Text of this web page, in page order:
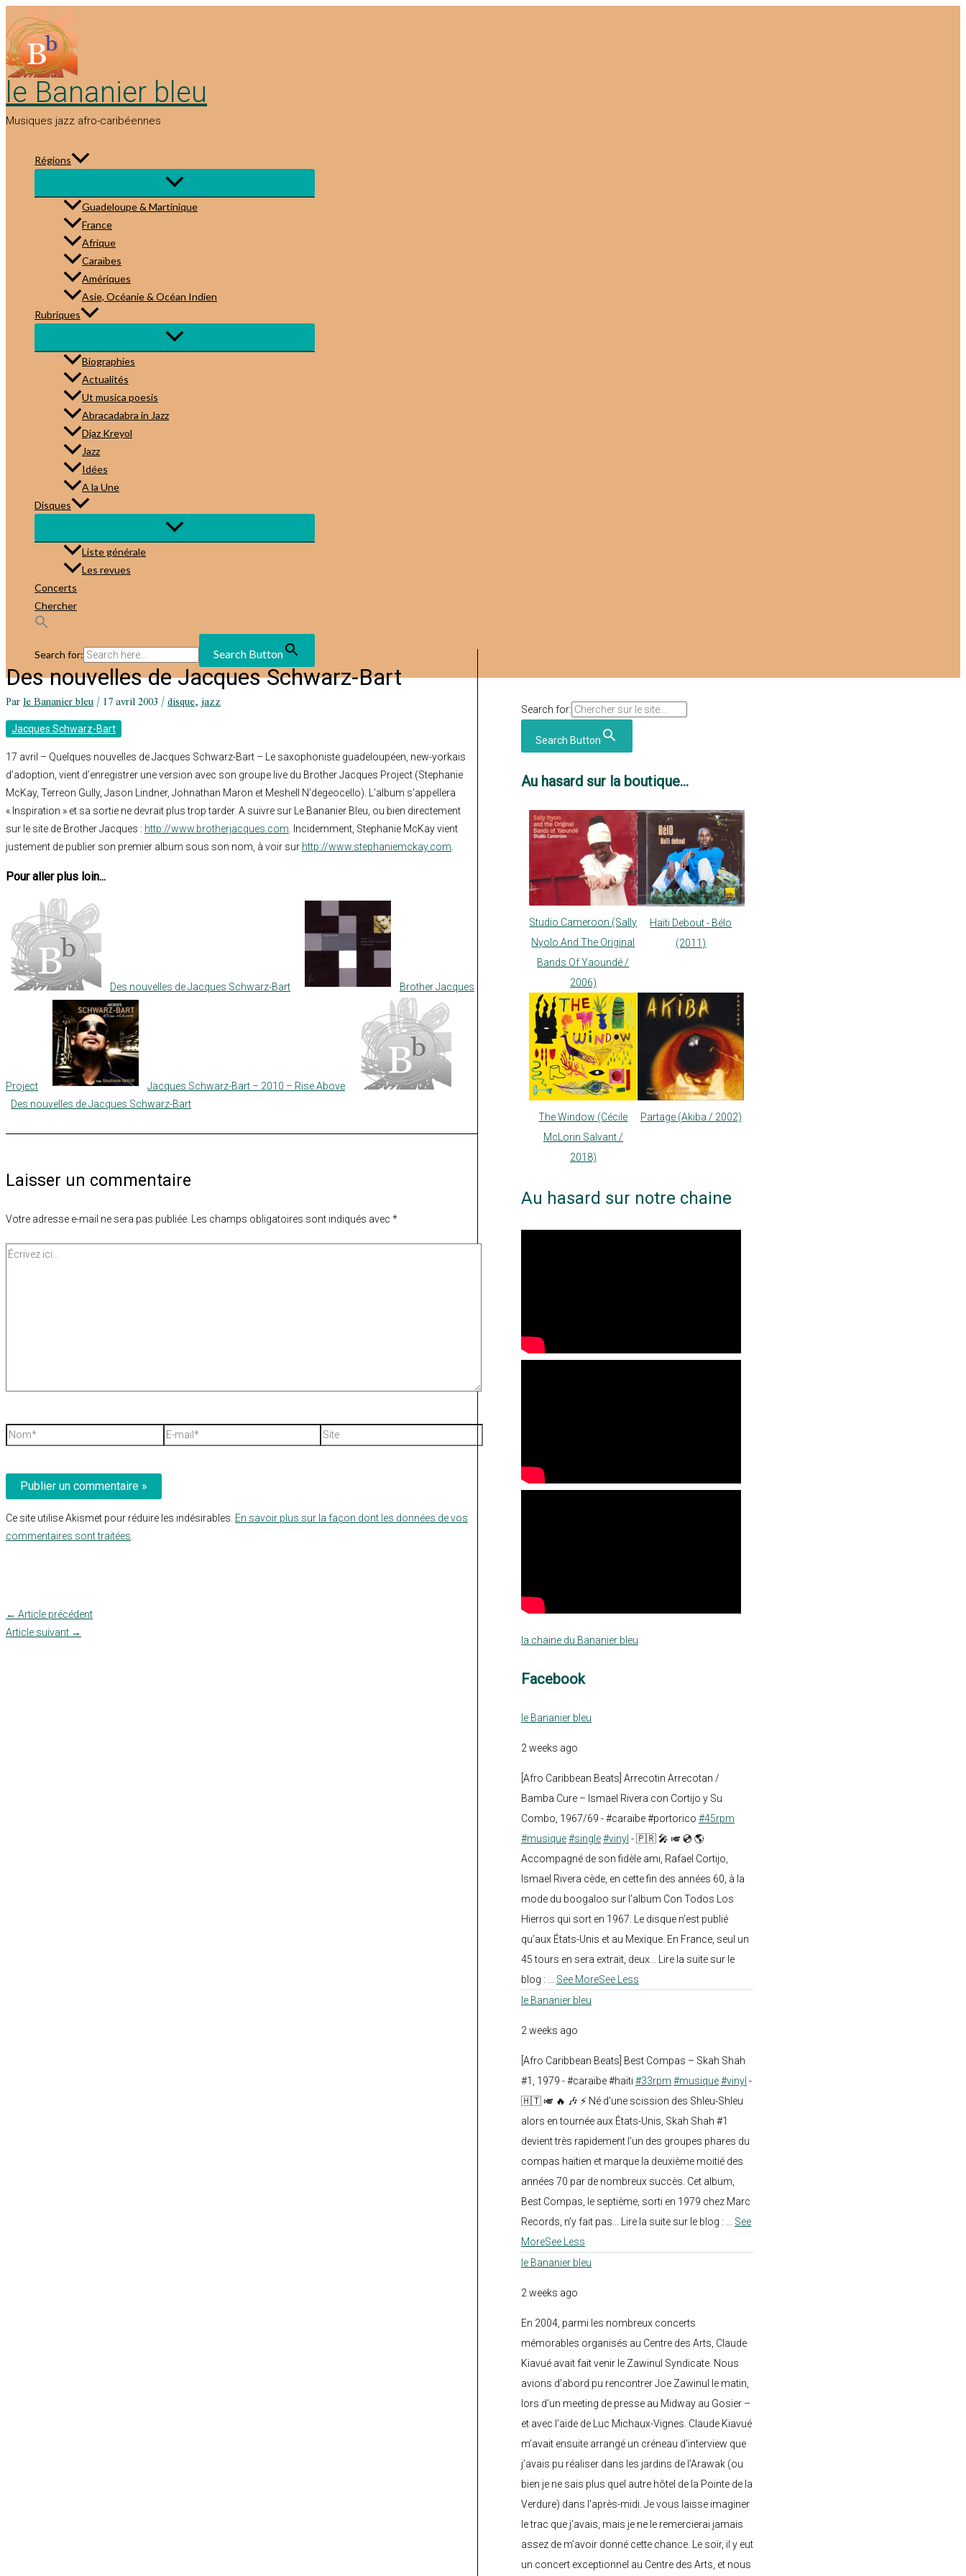
au
contenu
le Bananier bleu
Musiques jazz afro-caribéennes
Régions
Guadeloupe & Martinique
France
Afrique
Caraïbes
Amériques
Asie, Océanie & Océan Indien
Rubriques
Biographies
Actualités
Ut musica poesis
Abracadabra in Jazz
Djaz Kreyol
Jazz
Idées
A la Une
Disques
Liste générale
Les revues
Concerts
Chercher
Search for: Search Button
Des nouvelles de Jacques Schwarz-Bart
Parle Bananier bleu/17 avril 2003/disque,jazz
Jacques Schwarz-Bart
17 avril – Quelques nouvelles de Jacques Schwarz-Bart – Le saxophoniste guadeloupéen, new-yorkais
d’adoption, vient d’enregistrer une version avec son groupe live du Brother Jacques Project (Stephanie
McKay, Terreon Gully, Jason Lindner, Johnathan Maron et Meshell N’degeocello). L’album s’appellera
« Inspiration » et sa sortie ne devrait plus trop tarder. A suivre sur Le Bananier Bleu, ou bien directement
sur le site de Brother Jacques : http://www.brotherjacques.com . Incidemment, Stephanie McKay vient
justement de publier son premier album sous son nom, à voir sur http://www.stephaniemckay.com
Pour aller plus loin...
Des nouvelles de Jacques Schwarz-Bart Brother Jacques
Project
Jacques Schwarz-Bart – 2010 – Rise Above
Des nouvelles de Jacques Schwarz-Bart
Laisser un commentaire
Votre adresse e-mail ne sera pas publiée. Les champs obligatoires sont indiqués avec *
Écrivez
Nom*
E-
mail*
Site
Ce site utilise Akismet pour réduire les indésirables. En savoir plus sur la façon dont les données de vos
commentaires sont traitées.
← Article précédent
Article suivant →
Search for:
Search Button
Au hasard sur la boutique...
Studio Cameroon (Sally
Nyolo And The Original
Bands Of Yaoundé /
2006)
Haïti Debout - Bélo
(2011)
The Window (Cécile
McLorin Salvant /
2018)
Partage (Akiba / 2002)
Au hasard sur notre chaine
la chaine du Bananier bleu
Facebook
le Bananier bleu
2 weeks ago
[Afro Caribbean Beats] Arrecotin Arrecotan /
Bamba Cure – Ismael Rivera con Cortijo y Su
Combo, 1967/69 - #caraïbe #portorico #45rpm
#musique#single#vinyl - 🇵🇷 🎤 🎺 💿 🌎
Accompagné de son fidèle ami, Rafael Cortijo,
Ismael Rivera cède, en cette fin des années 60, à la
mode du boogaloo sur l’album Con Todos Los
Hierros qui sort en 1967. Le disque n’est publié
qu’aux États-Unis et au Mexique. En France, seul un
45 tours en sera extrait, deux... Lire la suite sur le
blog :
See MoreSee Less
le Bananier bleu
2 weeks ago
[Afro Caribbean Beats] Best Compas – Skah Shah
#1, 1979 - #caraïbe #haïti #33rpm #musique#vinyl -
🇭🇹 🎺 🔥 🎶 ⚡ Né d’une scission des Shleu-Shleu
alors en tournée aux États-Unis, Skah Shah #1
devient très rapidement l’un des groupes phares du
compas haïtien et marque la deuxième moitié des
années 70 par de nombreux succès. Cet album,
Best Compas, le septième, sorti en 1979 chez Marc
Records, n’y fait pas... Lire la suite sur le blog :
See
MoreSee Less
le Bananier bleu
2 weeks ago
En 2004, parmi les nombreux concerts
mémorables organisés au Centre des Arts, Claude
Kiavué avait fait venir le Zawinul Syndicate. Nous
avions d’abord pu rencontrer Joe Zawinul le matin,
lors d’un meeting de presse au Midway au Gosier –
et avec l’aide de Luc Michaux-Vignes. Claude Kiavué
m’avait ensuite arrangé un créneau d’interview que
j’avais pu réaliser dans les jardins de l’Arawak (ou
bien je ne sais plus quel autre hôtel de la Pointe de la
Verdure) dans l’après-midi. Je vous laisse imaginer
le trac que j’avais, mais je ne le remercierai jamais
assez de m’avoir donné cette chance. Le soir, il y eut
un concert exceptionnel au Centre des Arts, et nous